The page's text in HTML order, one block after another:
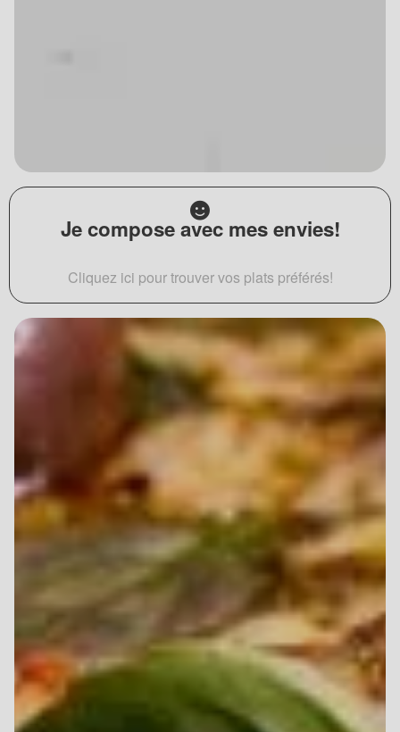
Je compose avec mes envies!
Cliquez ici pour trouver vos plats préférés!